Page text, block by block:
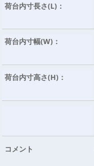
荷台内寸長さ(L)：
荷台内寸幅(W)：
荷台内寸高さ(H)：
コメント